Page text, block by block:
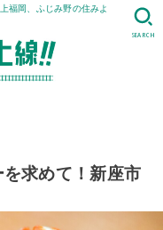
福岡、ふじみ野の住みよ
SEARCH
求めて！新座市